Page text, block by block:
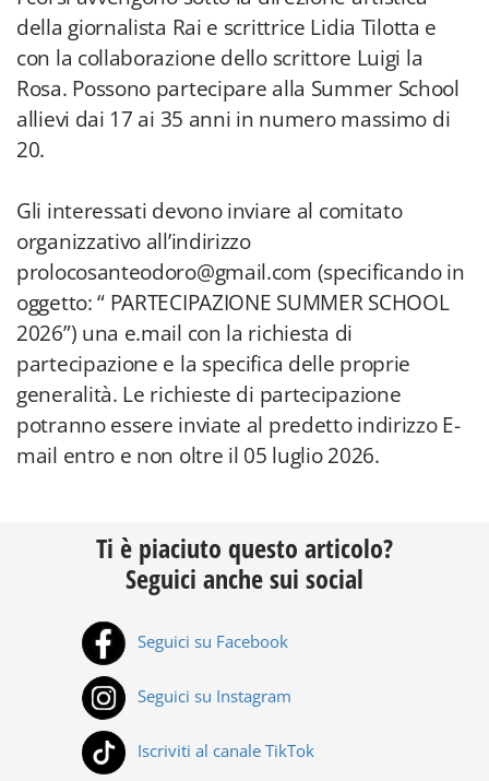
della giornalista Rai e scrittrice Lidia Tilotta e
con la collaborazione dello scrittore Luigi la
Rosa. Possono partecipare alla Summer School
allievi dai 17 ai 35 anni in numero massimo di
20.
Gli interessati devono inviare al comitato
organizzativo all’indirizzo
prolocosanteodoro@gmail.com (specificando in
oggetto: “ PARTECIPAZIONE SUMMER SCHOOL
2026”) una e.mail con la richiesta di
partecipazione e la specifica delle proprie
generalità. Le richieste di partecipazione
potranno essere inviate al predetto indirizzo E-
mail entro e non oltre il 05 luglio 2026.
Ti è piaciuto questo articolo?
Seguici anche sui social
Seguici su Facebook
Seguici su Instagram
Iscriviti al canale TikTok